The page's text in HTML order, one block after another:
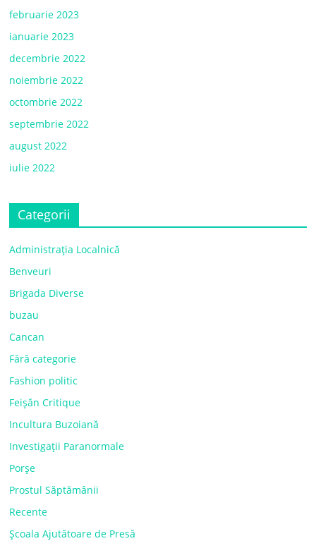
februarie 2023
ianuarie 2023
decembrie 2022
noiembrie 2022
octombrie 2022
septembrie 2022
august 2022
iulie 2022
Categorii
Administrația Localnică
Benveuri
Brigada Diverse
buzau
Cancan
Fără categorie
Fashion politic
Feișăn Critique
Incultura Buzoiană
Investigații Paranormale
Porșe
Prostul Săptămânii
Recente
Școala Ajutătoare de Presă